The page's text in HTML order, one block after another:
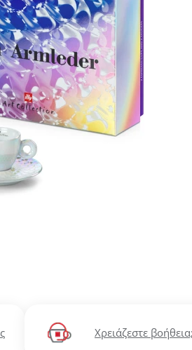
Χρειάζεστε βοήθεια;
Δημιουργήστε λογαριασμό για
τον προσωπικό σας λογαριασμό
προϊόν που επιθυμείτε και πατήστε
δική σας λίστα Αγαπημένων στο